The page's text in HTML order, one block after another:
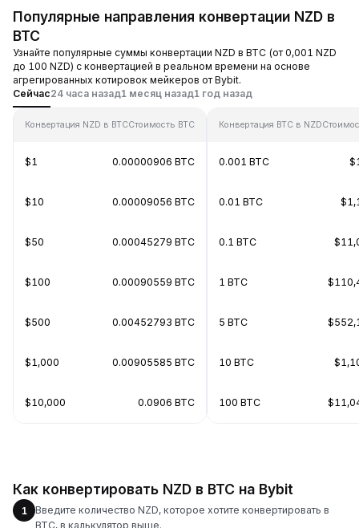
Популярные направления конвертации NZD в
BTC
Узнайте популярные суммы конвертации NZD в BTC (от 0,001 NZD
до 100 NZD) с конвертацией в реальном времени на основе
агрегированных котировок мейкеров от Bybit.
Сейчас24 часа назад1 месяц назад1 год назад
Конвертация NZD в BTCСтоимость BTC
$1 0.00000906 BTC
$10 0.00009056 BTC
$50 0.00045279 BTC
$100 0.00090559 BTC
$500 0.00452793 BTC
$1,000 0.00905585 BTC
$10,000 0.0906 BTC
Конвертация BTC в NZD
0.001 BTC
0.01 BTC
0.1 BTC
1 BTC
5 BTC
10 BTC
100 BTC
Как конвертировать NZD в BTC на Bybit
1
Введите количество NZD, которое хотите конвертировать в
BTC, в калькулятор выше.